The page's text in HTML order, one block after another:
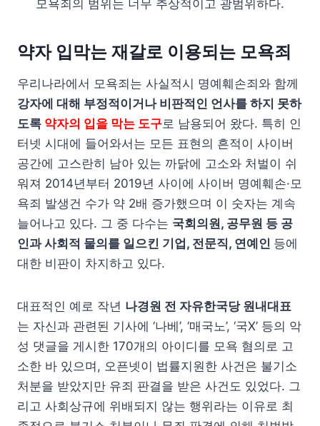
모욕죄의 범위는 너무 추상적이고 광범위하다.
약자 입막는 재갈로 이용되는 모욕죄
우리나라에서 모욕죄는 사실적시 명예훼손죄와 함께
강자에 대해 부정적이거나 비판적인 언사를 하지 못하
도록 약자의 입을 막는 도구로 남용되어 왔다. 특히 인
터넷 시대에 들어와서는 모든 표현의 흔적이 사이버
공간에 고스란히 남아 있는 까닭에 고소와 처벌이 쉬
워져 2014년부터 2019년 사이에 사이버 명예훼손·모
욕죄 발생건 수가 약 2배 증가했으며 이 숫자는 계속
늘어나고 있다. 그 중 다수는 국회의원, 공무원 등 공
인과 사회적 물의를 일으킨 기업, 전문직, 연예인 등에
대한 비판이 차지하고 있다.
대표적인 예로 작년 나경원 전 자유한국당 원내대표
는 자신과 관련된 기사에 ‘나베’, ‘매국노’, ‘국X’ 등의 악
성 댓글을 게시한 170개의 아이디를 모욕 혐의로 고
소한 바 있으며, 오픈넷이 법률지원한 사건은 불기소
처분을 받았지만 유죄 판결을 받은 사건도 있었다. 그
리고 사회상규에 위배되지 않는 행위라는 이유로 최